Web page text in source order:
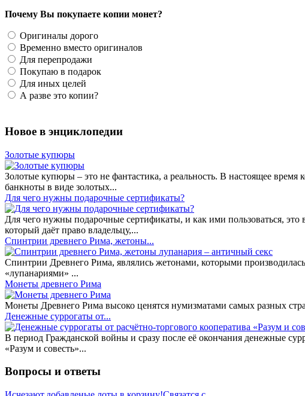
Почему Вы покупаете копии монет?
Оригиналы дорого
Временно вместо оригиналов
Для перепродажи
Покупаю в подарок
Для иных целей
А разве это копии?
Новое в энциклопедии
Золотые купюры
Золотые купюры – это не фантастика, а реальность. В настоящее
банкноты в виде золотых...
​Для чего нужны подарочные сертификаты?
Для чего нужны подарочные сертификаты, и как ими пользоваться,
который даёт право владельцу,...
Спинтрии древнего Рима, жетоны...
Спинтрии Древнего Рима, являлись жетонами, которыми
«лупанариями» ...
Монеты древнего Рима
Монеты Древнего Рима высоко ценятся нумизматами самых разных
Денежные суррогаты от...
В период Гражданской войны и сразу после её окончания денежные
«Разум и совесть»...
Вопросы и ответы